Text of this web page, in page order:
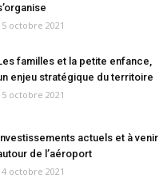
octobre 2021
familles et la petite enfance,
enjeu stratégique du territoire
octobre 2021
actuels et à venir
de l’aéroport
octobre 2021